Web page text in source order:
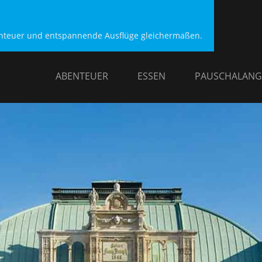
und entspannende Ausflüge gleichermaßen.
ABENTEUER ESSEN